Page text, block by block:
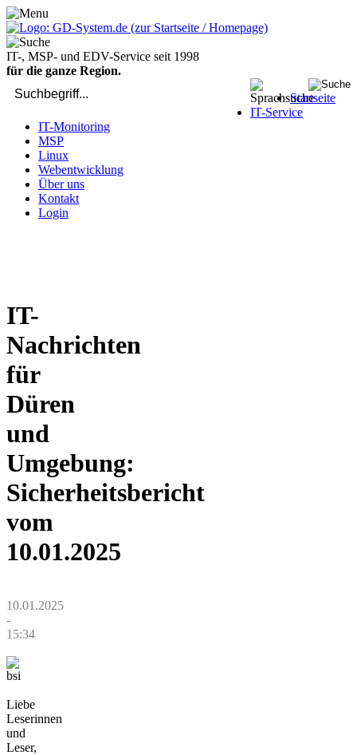
IT-, MSP- und EDV-Service seit 1998
für die ganze Region.
Startseite
IT-Service
IT-Monitoring
MSP
Linux
Webentwicklung
Über uns
Kontakt
Login
IT-
Nachrichten
für
Düren
und
Umgebung:
Sicherheitsbericht
vom
10.01.2025
10.01.2025
-
15:34
Liebe
Leserinnen
und
Leser,